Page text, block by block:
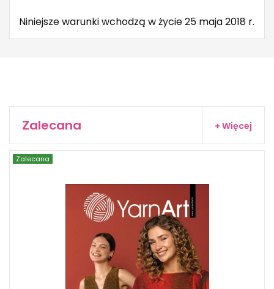
Niniejsze warunki wchodzą w życie 25 maja 2018 r.
Zalecana + Więcej
Zalecana